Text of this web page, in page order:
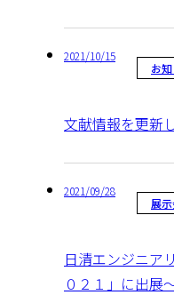
2021/10/15
お
文献情報を更新
2021/09/28
展
日清エンジニア
０２１」に出展